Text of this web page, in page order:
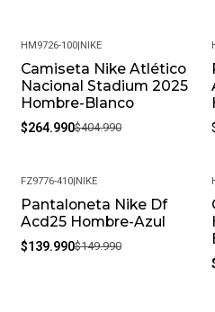
-35%
HM9726-100| NIKE
Camiseta Nike Atlético
Nacional Stadium 2025
Hombre-Blanco
$264.990$404.990
-7%
FZ9776-410| NIKE
Pantaloneta Nike Df
Acd25 Hombre-Azul
$139.990$149.990